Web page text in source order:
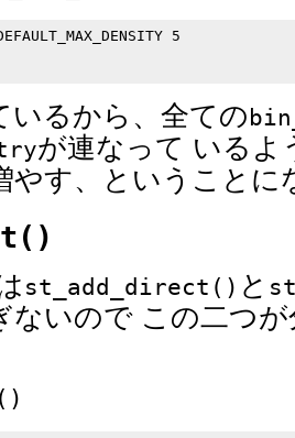
5
いるから、全ての
が連なって いるよ
やす、ということに
st_add_direct() と
ないので この二つ